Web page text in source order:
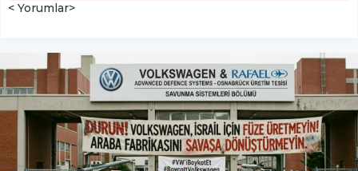
< Yorumlar>